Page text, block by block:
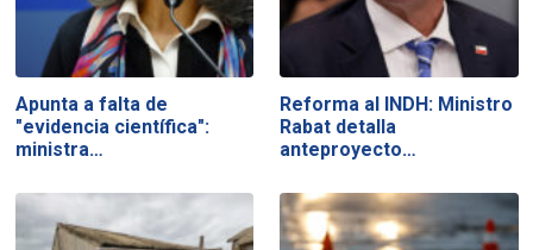
Apunta a falta de
"evidencia científica":
ministra…
Reforma al INDH: Ministro
Rabat detalla
anteproyecto…